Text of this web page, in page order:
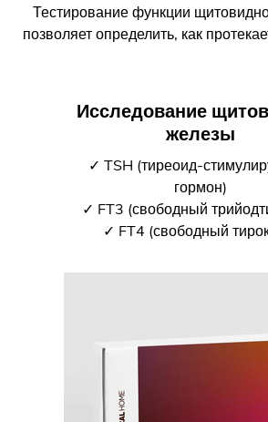
Тестирование функции
позволяет определить, как
Исследование
железы
✓ TSH (тиреоид-
гормон)
✓ FT3 (свободный
✓ FT4 (свободный